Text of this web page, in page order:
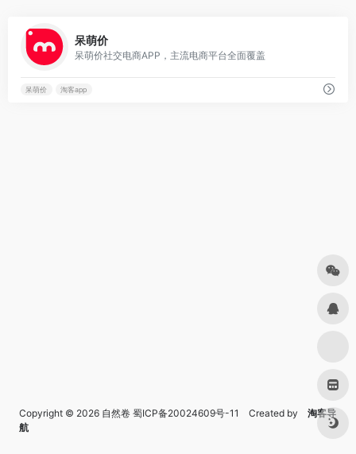
呆萌价
呆萌价社交电商APP，主流电商平台全面覆盖
呆萌价 淘客app
Copyright © 2026 自然卷 蜀ICP备20024609号-11 Created by
淘客导
航